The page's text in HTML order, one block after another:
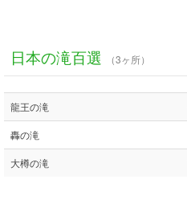
日本の滝百選 （3ヶ所）
龍王の滝
轟の滝
大樽の滝